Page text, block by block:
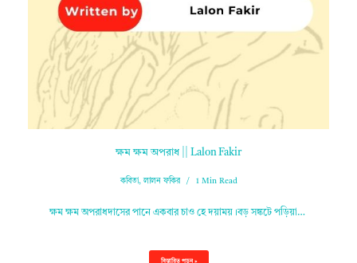
ক্ষম ক্ষম অপরাধ || Lalon Fakir
কবিতা,লালন ফকির 1 Min Read
ক্ষম ক্ষম অপরাধদাসের পানে একবার চাও হে দয়াময়।বড় সঙ্কটে পড়িয়া…